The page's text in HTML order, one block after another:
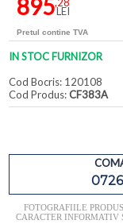
895LEI
Pretul contine TVA
IN STOC FURNIZOR
Cod Bocris: 120108
Cod Produs:CF383A
FOTOGRAFIILE
CARACTER INFORMATIV